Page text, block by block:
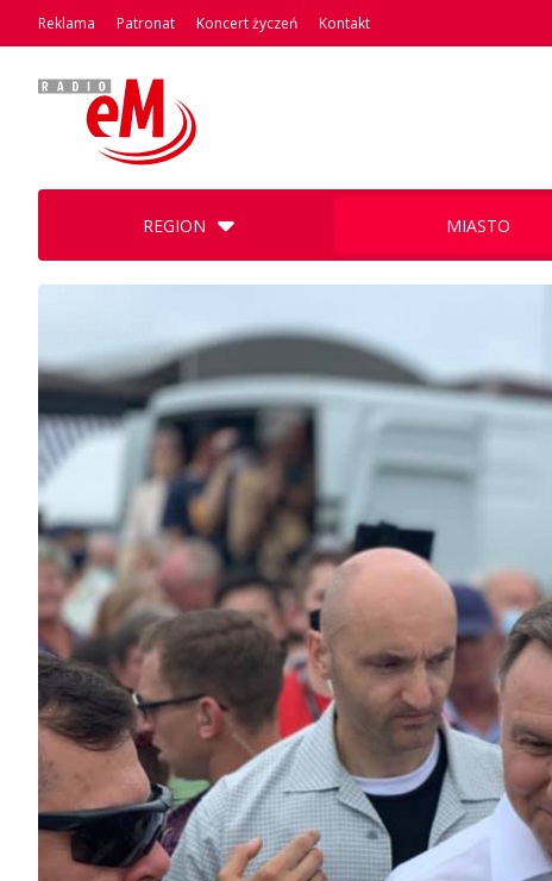
Reklama Patronat Koncert życzeń Kontakt
REGION MIASTO